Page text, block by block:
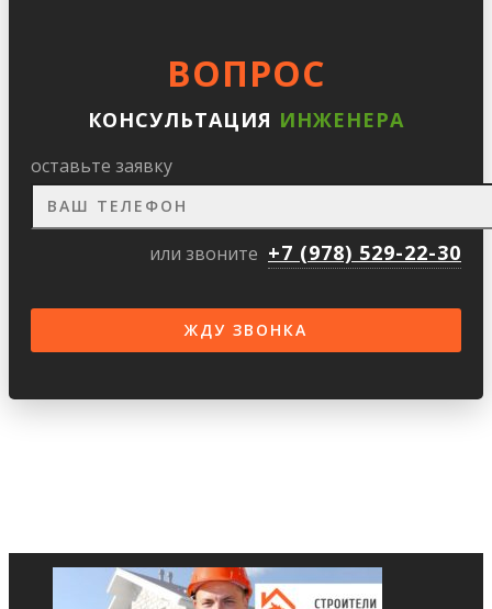
ВОПРОС
КОНСУЛЬТАЦИЯ ИНЖЕНЕРА
оставьте заявку
или звоните +7 (978) 529-22-30